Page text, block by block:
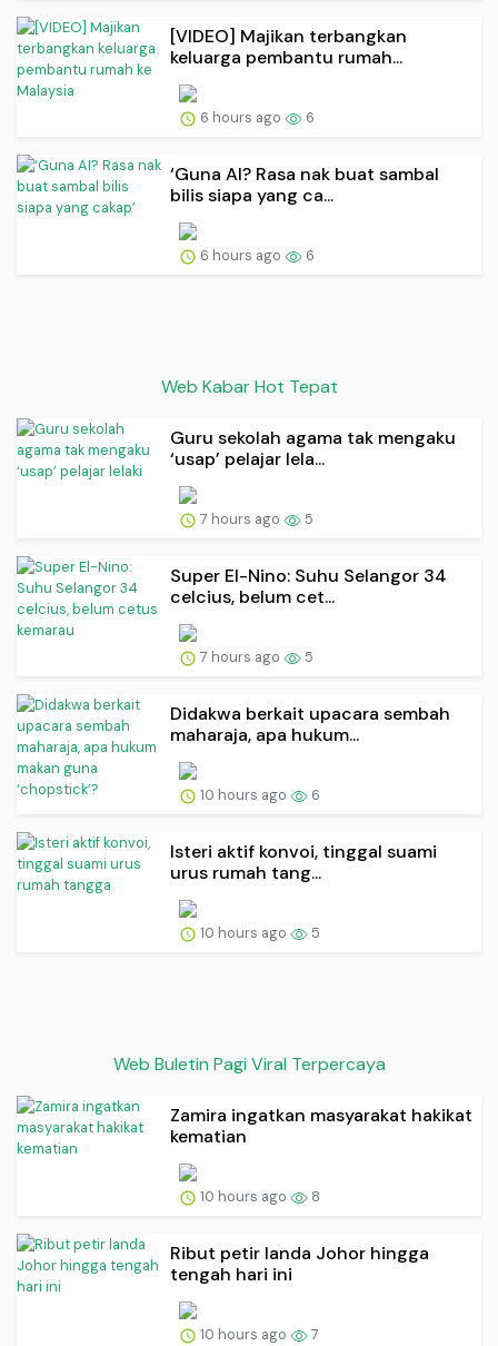
[VIDEO] Majikan terbangkan
keluarga pembantu rumah...
6 hours ago 6
‘Guna AI? Rasa nak buat sambal
bilis siapa yang ca...
6 hours ago 6
Web Kabar Hot Tepat
Guru sekolah agama tak mengaku
‘usap’ pelajar lela...
7 hours ago 5
Super El-Nino: Suhu Selangor 34
celcius, belum cet...
7 hours ago 5
Didakwa berkait upacara sembah
maharaja, apa hukum...
10 hours ago 6
Isteri aktif konvoi, tinggal suami
urus rumah tang...
10 hours ago 5
Web Buletin Pagi Viral Terpercaya
Zamira ingatkan masyarakat hakikat
kematian
10 hours ago 8
Ribut petir landa Johor hingga
tengah hari ini
10 hours ago 7